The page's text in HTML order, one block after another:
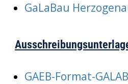
GaLaBau
GAEB-Format-